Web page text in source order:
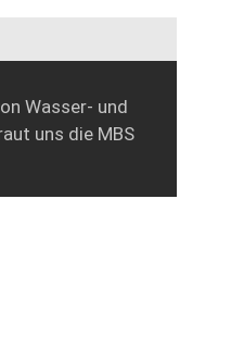
Wasser- und
uns die MBS